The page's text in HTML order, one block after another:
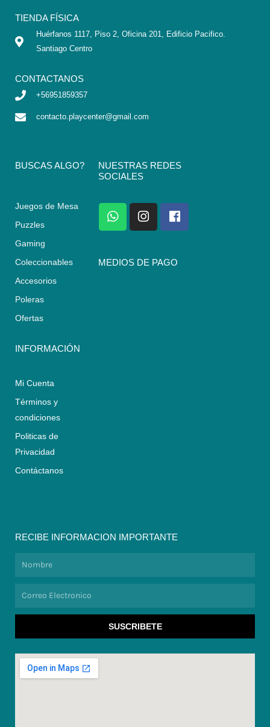
TIENDA FÍSICA
Huérfanos 1117, Piso 2, Oficina 201, Edificio Pacifico.
Santiago Centro
CONTACTANOS
+56951859357
contacto.playcenter@gmail.com
BUSCAS ALGO?
Juegos de Mesa
Puzzles
Gaming
Coleccionables
Accesorios
Poleras
Ofertas
INFORMACIÓN
Mi Cuenta
Términos y
condiciones
Politicas de
Privacidad
Contáctanos
NUESTRAS REDES
SOCIALES
W
h
a
s
I
n
s
a
F
a
c
b
MEDIOS DE PAGO
RECIBE INFORMACION IMPORTANTE
SUSCRIBETE